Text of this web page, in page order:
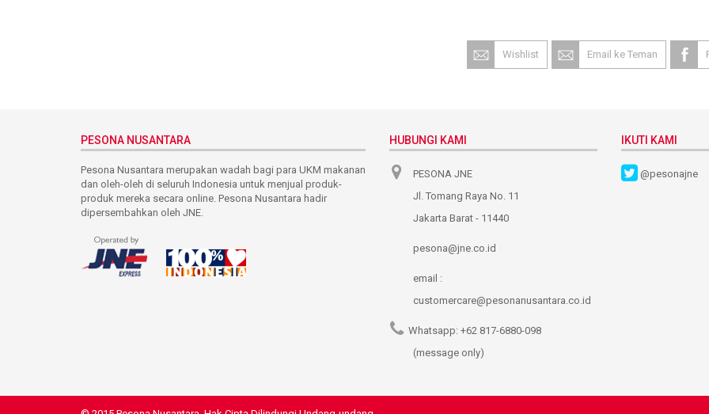
Wishlist Email ke Teman
PESONA NUSANTARA
Pesona Nusantara merupakan wadah bagi para UKM makanan
dan oleh-oleh di seluruh Indonesia untuk menjual produk-
produk mereka secara online. Pesona Nusantara hadir
dipersembahkan oleh JNE.
HUBUNGI KAMI
PESONA JNE
Jl. Tomang Raya No. 11
Jakarta Barat - 11440
pesona@jne.co.id
email :
customercare@pesonanusantara.co.id
Whatsapp: +62 817-6880-098
(message only)
IKUTI KAMI
@pesonajne